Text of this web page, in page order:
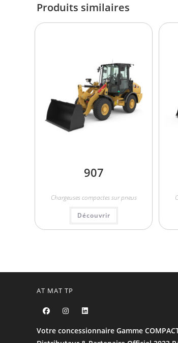
Produits similaires
907
Chargeuses compactes sur pneus
Découvrir
AT MAT TP
Votre concessionnaire Gamme COMPACT